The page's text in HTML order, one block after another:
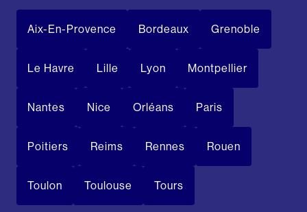
Aix-En-Provence Bordeaux Grenoble
Le Havre Lille Lyon Montpellier
Nantes Nice Orléans Paris
Poitiers Reims Rennes Rouen
Toulon Toulouse Tours